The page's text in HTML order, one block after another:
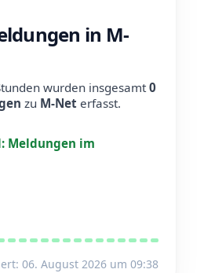
in M-
wurden insgesamt0
zu M-Net erfasst.
Meldungen im
06. August 2026 um 09:38